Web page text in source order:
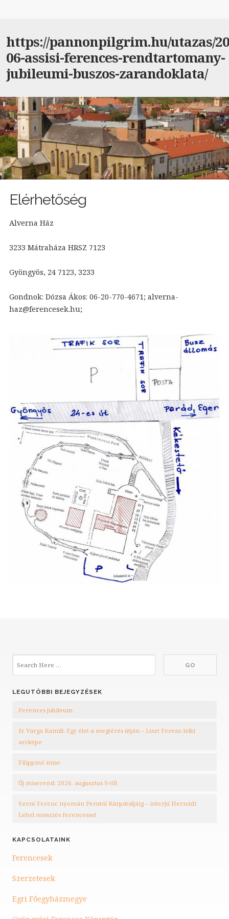
https://pannonpilgrim.hu/utazas/
06-assisi-ferences-rendtartomany-
jubileumi-buszos-zarandoklata/
Elérhetőség
Alverna Ház
3233 Mátraháza HRSZ 7123
Gyöngyös, 24 7123, 3233
Gondnok: Dózsa Ákos: 06-20-770-4671; alverna-
haz@ferencesek.hu;
LEGUTÓBBI BEJEGYZÉSEK
Ferences jubileum
fr. Varga Kamill: Egy élet a megtérés útján – Liszt Ferenc lelki
arcképe
Filippínó mise
Új miserend: 2026. augusztus 9-től
Szent Ferenc nyomán Perutól Kárpátaljáig – interjú Hernádi
Lehel missziós ferencessel
KAPCSOLATAINK
Ferencesek
Szerzetesek
Egri Főegyházmegye